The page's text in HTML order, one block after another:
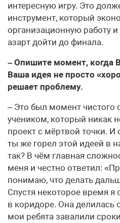
интересную игру. Это
инструмент, который
организационную работу и
азарт дойти до финала.
– Опишите момент, когда
Ваша идея не просто
решает проблему.
– Это был момент чистого
учеником, который никак
проект с мёртвой точки. И
ты же горел этой идеей в
так? В чём главная
меня и честно ответил:
понимаю, что делать
Спустя некоторое время я
в коридоре. Она делилась
мои ребята завалили